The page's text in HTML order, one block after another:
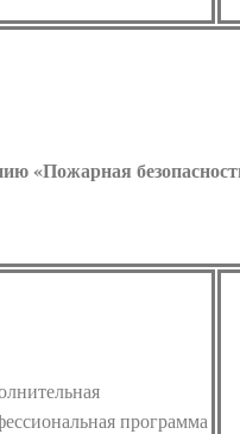
«Пожарная
программа